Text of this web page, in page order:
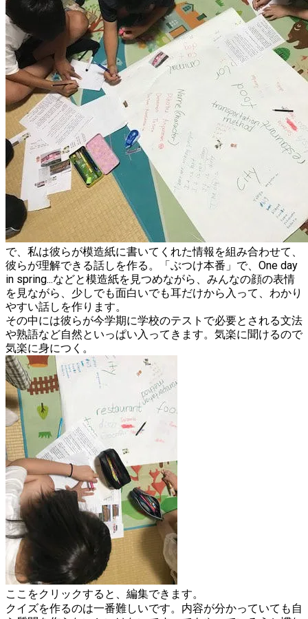
で、私は彼らが模造紙に書いてくれた情報を組み合わせて、
彼らが理解できる話しを作る。「ぶつけ本番」で、One day
in spring...などと模造紙を見つめながら、みんなの顔の表情
を見ながら、少しでも面白いでも耳だけから入って、わかり
やすい話しを作ります。
​その中には彼らが今学期に学校のテストで必要とされる文法
や熟語など自然といっぱい入ってきます。気楽に聞けるので
気楽に身につく。
ここをクリックすると、編集できます。
クイズを作るのは一番難しいです。内容が分かっていても自